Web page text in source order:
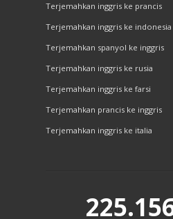
Terjemahkan inggris ke prancis
Terjemahkan inggris ke indonesia
Terjemahkan spanyol ke inggris
Terjemahkan inggris ke rusia
Terjemahkan inggris ke farsi
Terjemahkan prancis ke inggris
Terjemahkan inggris ke italia